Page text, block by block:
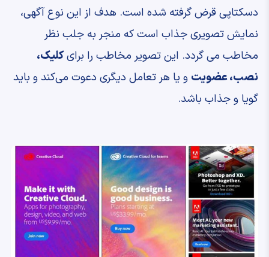
دسکتاپی قرض گرفته شده است. هدف از این نوع آگهی،
نمایش تصویری جذاب است که منجر به جلب نظر
مخاطب می گردد. این تصویر مخاطب را برایکلیک،
نصب، عضویتو یا هر تعامل دیگری دعوت می‌کند و باید
گویا و جذاب باشد.